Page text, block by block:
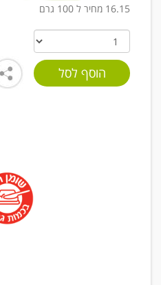
16.15 מחיר ל 100 גרם